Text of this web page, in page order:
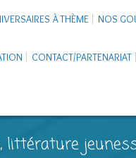
À THÈME NOS
CONTACT/PARTENARIAT
littérature